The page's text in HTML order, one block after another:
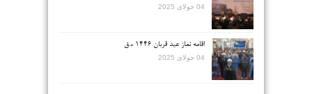
04 جولای 2025
اقامه نماز عید قربان ۱۴۴۶ ه.ق
04 جولای 2025